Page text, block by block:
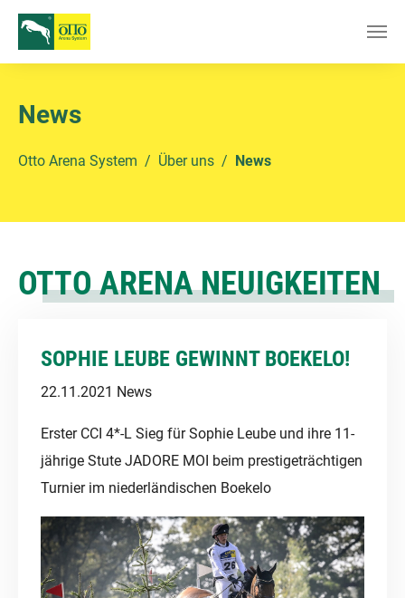
News
Otto Arena System Über uns News
OTTO ARENA NEUIGKEITEN
SOPHIE LEUBE GEWINNT BOEKELO!
22.11.2021 News
Erster CCI 4*-L Sieg für Sophie Leube und ihre 11-
jährige Stute JADORE MOI beim prestigeträchtigen
Turnier im niederländischen Boekelo